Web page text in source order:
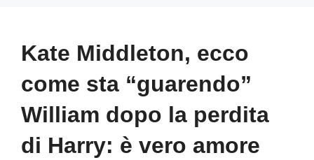
Kate Middleton, ecco
come sta “guarendo”
William dopo la perdita
di Harry: è vero amore